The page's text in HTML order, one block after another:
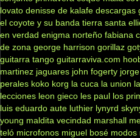
lovato denisse de kalafe descargas
el coyote y su banda tierra santa
en verdad enigma norteño fabiana
de zona george harrison gorillaz
guitarra tango guitarraviva.com
martinez jaguares john fogerty
perales koko korg la cuca la union
lecciones leon gieco les paul los
luis eduardo aute luthier lynyrd
young maldita vecindad marshall
teló microfonos miguel bosé modos